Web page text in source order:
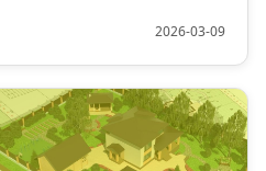
2026-03-09